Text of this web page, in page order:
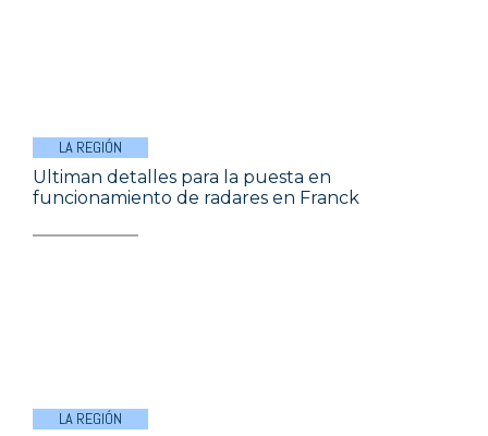
LA REGIÓN
Ultiman detalles para la puesta en
funcionamiento de radares en Franck
LA REGIÓN